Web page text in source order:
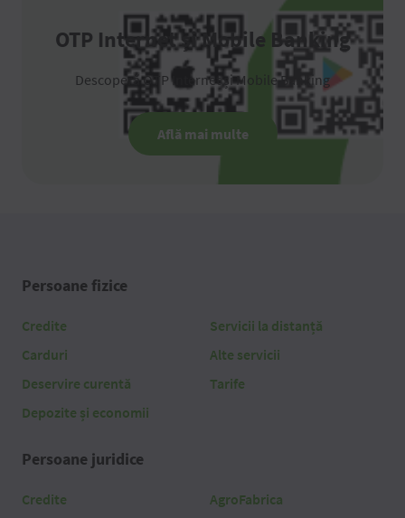
OTP Internet și Mobile Banking
Descoperă OTP Internet și Mobile Banking
Află mai multe
Persoane fizice
Credite
Carduri
Deservire curentă
Depozite și economii
Servicii la distanță
Alte servicii
Tarife
Persoane juridice
Credite
AgroFabrica